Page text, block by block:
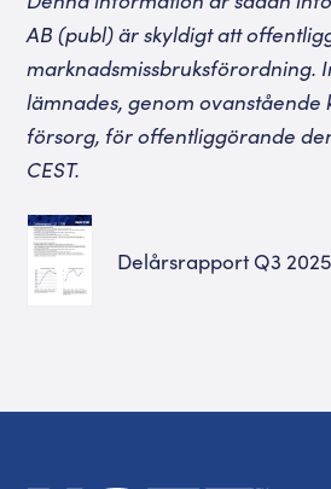
AB (publ) är skyldigt att
marknadsmissbruksförordning.
lämnades, genom ovanstående
försorg, för offentliggörande
CEST.
Delårsrapport Q3 2025